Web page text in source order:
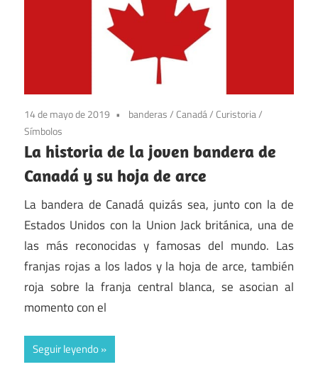
14 de mayo de 2019 banderas/ Canadá/ Curistoria/
Símbolos
La historia de la joven bandera de
Canadá y su hoja de arce
La bandera de Canadá quizás sea, junto con la de
Estados Unidos con la Union Jack británica, una de
las más reconocidas y famosas del mundo. Las
franjas rojas a los lados y la hoja de arce, también
roja sobre la franja central blanca, se asocian al
momento con el
Seguir leyendo